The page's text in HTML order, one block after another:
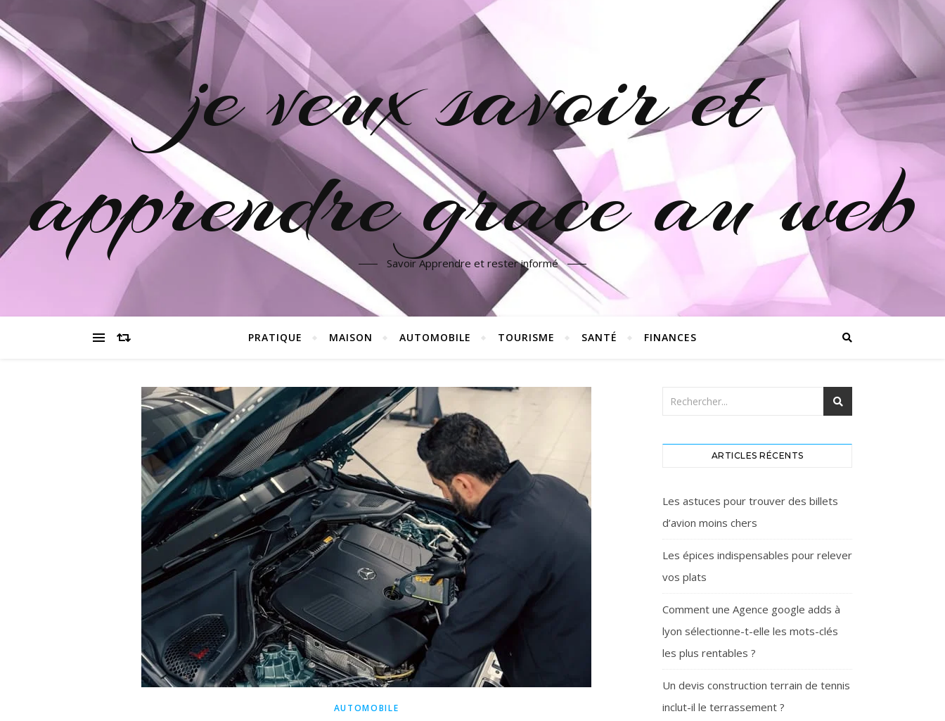
je veux savoir et
apprendre grace au web
Savoir Apprendre et rester informé
PRATIQUE MAISON AUTOMOBILE TOURISME SANTÉ FINANCES
AUTOMOBILE
ARTICLES RÉCENTS
Les astuces pour trouver des billets
d’avion moins chers
Les épices indispensables pour relever
vos plats
Comment une Agence google adds à
lyon sélectionne-t-elle les mots-clés
les plus rentables ?
Un devis construction terrain de tennis
inclut-il le terrassement ?